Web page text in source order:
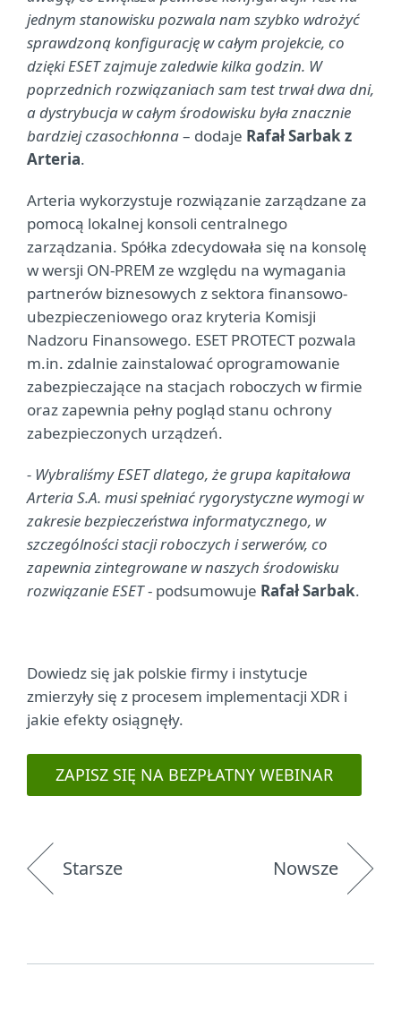
jednym stanowisku pozwala nam szybko wdrożyć
sprawdzoną konfigurację w całym projekcie, co
dzięki ESET zajmuje zaledwie kilka godzin. W
poprzednich rozwiązaniach sam test trwał dwa dni,
a dystrybucja w całym środowisku była znacznie
bardziej czasochłonna– dodaje Rafał Sarbak z
Arteria.
Arteria wykorzystuje rozwiązanie zarządzane za
pomocą lokalnej konsoli centralnego
zarządzania. Spółka zdecydowała się na konsolę
w wersji ON-PREM ze względu na wymagania
partnerów biznesowych z sektora finansowo-
ubezpieczeniowego oraz kryteria Komisji
Nadzoru Finansowego. ESET PROTECT pozwala
m.in. zdalnie zainstalować oprogramowanie
zabezpieczające na stacjach roboczych w firmie
oraz zapewnia pełny pogląd stanu ochrony
zabezpieczonych urządzeń.
- Wybraliśmy ESET dlatego, że grupa kapitałowa
Arteria S.A. musi spełniać rygorystyczne wymogi w
zakresie bezpieczeństwa informatycznego, w
szczególności stacji roboczych i serwerów, co
zapewnia zintegrowane w naszych środowisku
rozwiązanie ESET- podsumowuje Rafał Sarbak.
Dowiedz się jak polskie firmy i instytucje
zmierzyły się z procesem implementacji XDR i
jakie efekty osiągnęły.
ZAPISZ SIĘ NA BEZPŁATNY WEBINAR
Starsze Nowsze